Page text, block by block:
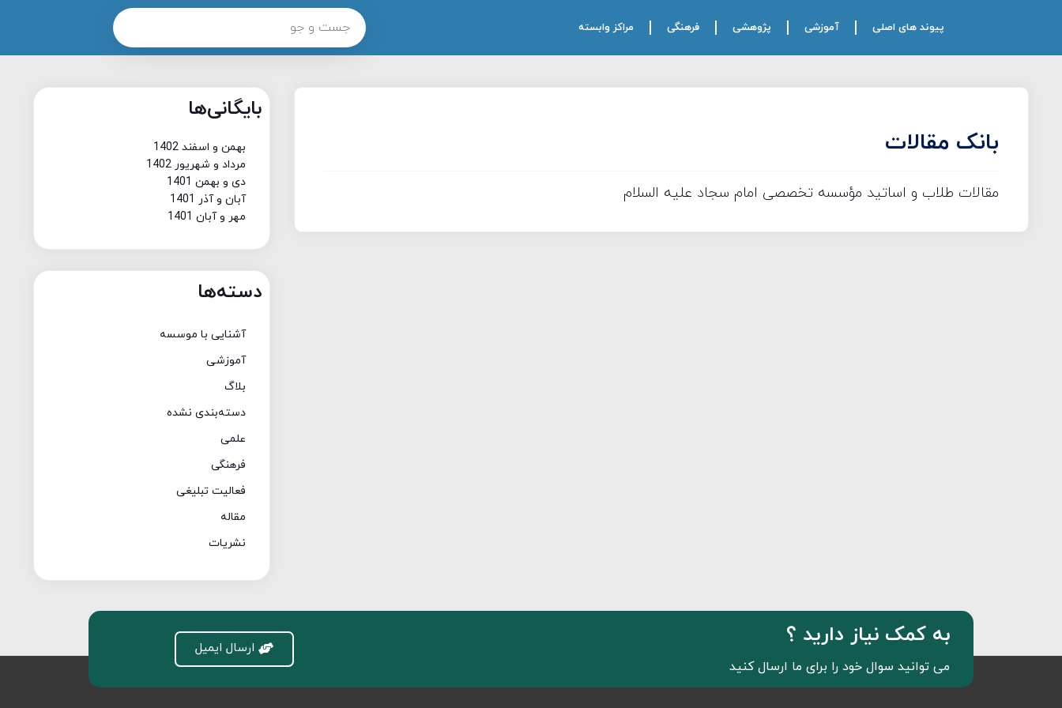
پیوند های اصلی آموزشی پژوهشی فرهنگی مراکز وابسته
بانک مقالات
مقالات طلاب و اساتید مؤسسه تخصصی امام سجاد علیه السلام
بایگانی‌ها
بهمن و اسفند 1402
مرداد و شهریور 1402
دی و بهمن 1401
آبان و آذر 1401
مهر و آبان 1401
دسته‌ها
آشنایی با موسسه
آموزشی
بلاگ
دسته‌بندی نشده
علمی
فرهنگی
فعالیت تبلیغی
مقاله
نشریات
به کمک نیاز دارید ؟
می توانید سوال خود را برای ما ارسال کنید
ارسال ایمیل